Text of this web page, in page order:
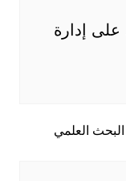
إدارة